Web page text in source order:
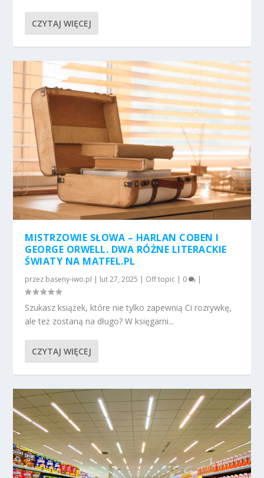
CZYTAJ WIĘCEJ
MISTRZOWIE SŁOWA – HARLAN COBEN I
GEORGE ORWELL. DWA RÓŻNE LITERACKIE
ŚWIATY NA MATFEL.PL
przez baseny-iwo.pl | lut 27, 2025 | Off topic | 0 |
Szukasz książek, które nie tylko zapewnią Ci rozrywkę,
ale też zostaną na długo? W księgarni...
CZYTAJ WIĘCEJ